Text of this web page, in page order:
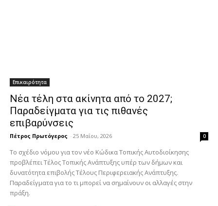
Επικαιρότητα
Νέα τέλη στα ακίνητα από το 2027;
Παραδείγματα για τις πιθανές
επιβαρύνσεις
Πέτρος Πρωτόγερος - 25 Μαΐου, 2026 0
Το σχέδιο νόμου για τον νέο Κώδικα Τοπικής Αυτοδιοίκησης
προβλέπει Τέλος Τοπικής Ανάπτυξης υπέρ των δήμων και
δυνατότητα επιβολής Τέλους Περιφερειακής Ανάπτυξης.
Παραδείγματα για το τι μπορεί να σημαίνουν οι αλλαγές στην
πράξη.